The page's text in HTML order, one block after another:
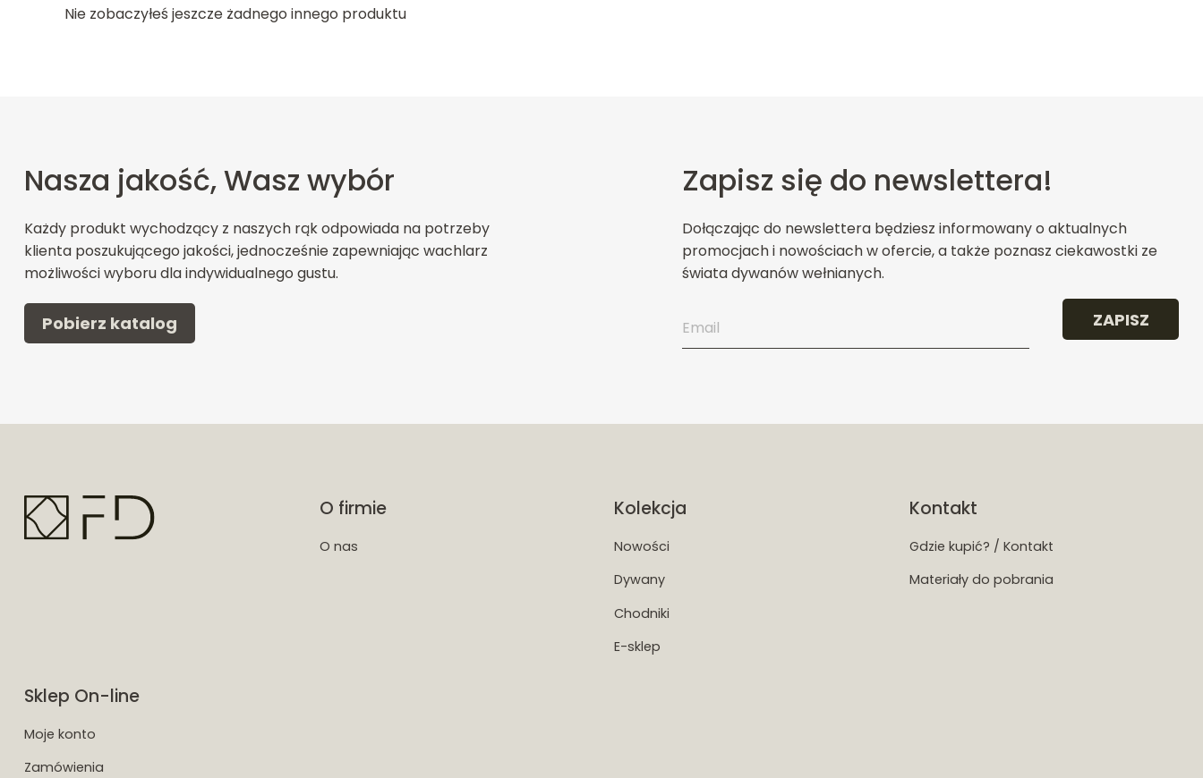
Nie zobaczyłeś jeszcze żadnego innego produktu
Nasza jakość, Wasz wybór
Każdy produkt wychodzący z naszych rąk odpowiada na potrzeby
klienta poszukującego jakości, jednocześnie zapewniając wachlarz
możliwości wyboru dla indywidualnego gustu.
Pobierz katalog
Zapisz się do newslettera!
Dołączając do newslettera będziesz informowany o aktualnych
promocjach i nowościach w ofercie, a także poznasz ciekawostki ze
świata dywanów wełnianych.
ZAPISZ
O firmie
O nas
Kolekcja
Nowości
Dywany
Chodniki
E-sklep
Kontakt
Gdzie kupić? / Kontakt
Materiały do pobrania
Sklep On-line
Moje konto
Zamówienia